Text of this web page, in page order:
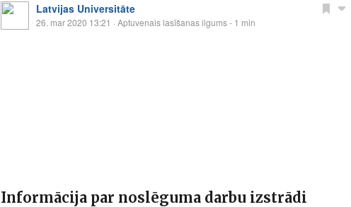
Latvijas Universitāte
26. mar 2020 13:21 · Aptuvenais lasīšanas ilgums - 1 min
Informācija par noslēguma darbu izstrādi